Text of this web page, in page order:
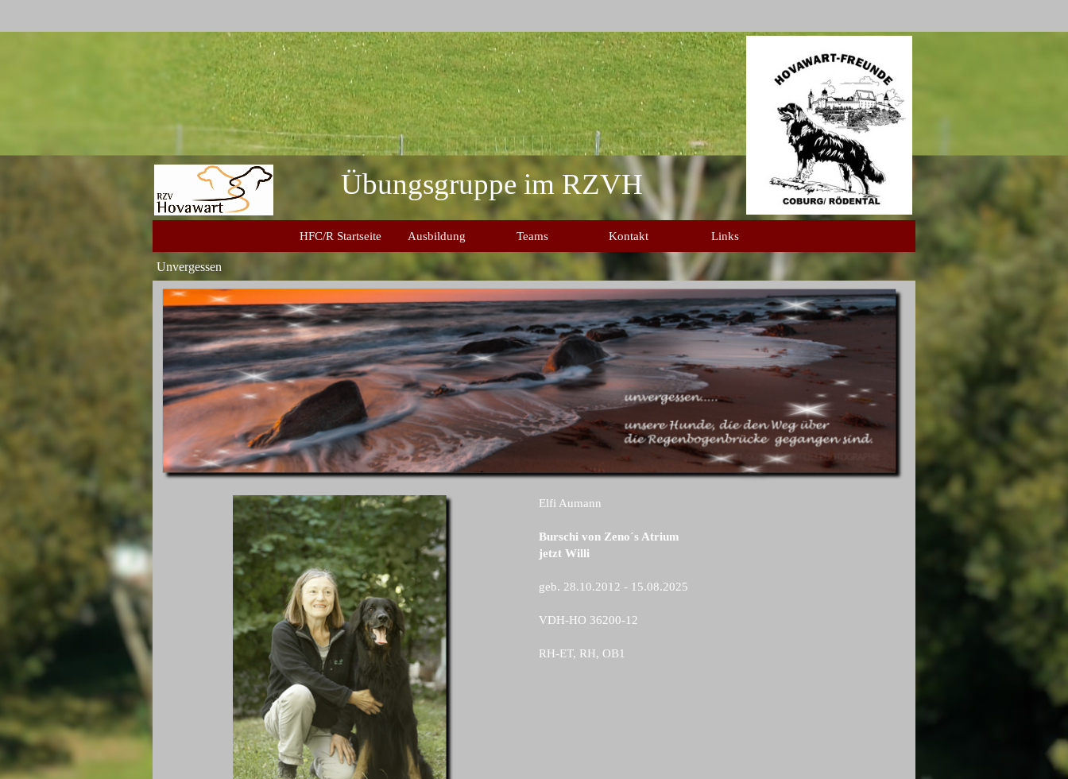
Übungsgruppe im RZVH
HFC/R Startseite Ausbildung Teams Kontakt Links
Unvergessen
Elfi Aumann
Burschi von Zeno´s Atrium
jetzt Willi
geb. 28.10.2012 - 15.08.2025
VDH-HO 36200-12
RH-ET, RH, OB1